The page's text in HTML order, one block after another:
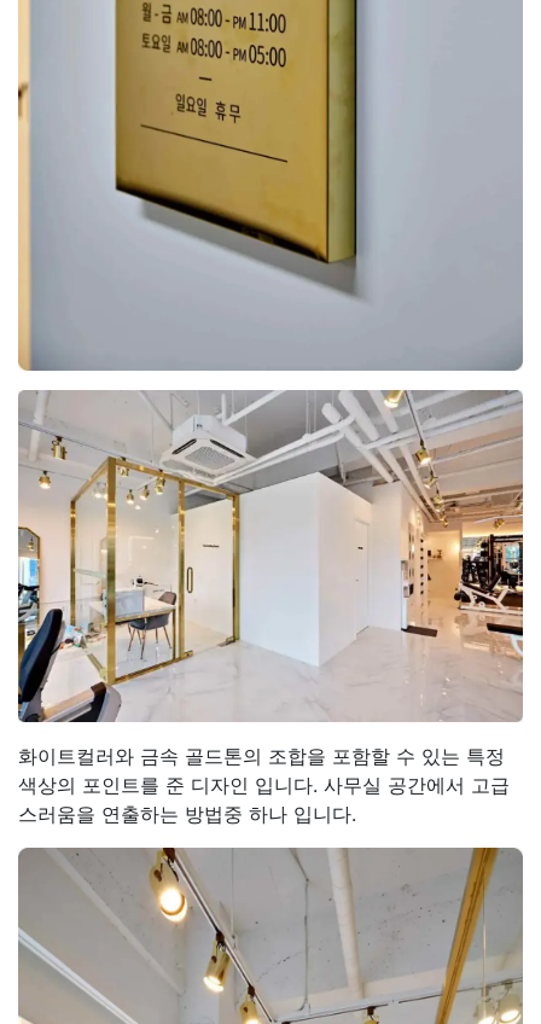
화이트컬러와 금속 골드톤의 조합을 포함할 수 있는 특정
색상의 포인트를 준 디자인 입니다. 사무실 공간에서 고급
스러움을 연출하는 방법중 하나 입니다.